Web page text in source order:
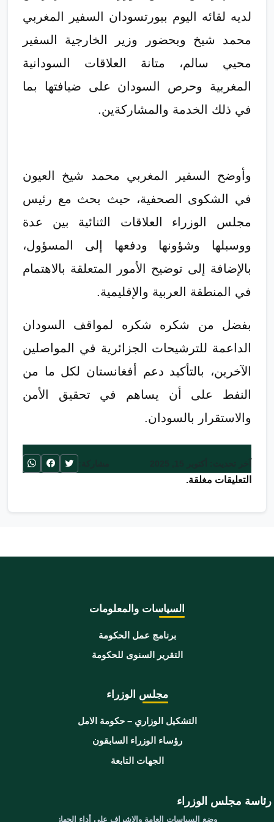
لديه لقائه اليوم ببورتسودان السفير المغربي
محمد شيخ وبحضور وزير الخارجية السفير
محيي سالم، متانة العلاقات السودانية
المغربية وحرص السودان على ضيافتها بما
في ذلك الخدمة والمشاركةين.
وأوضح السفير المغربي محمد شيخ العيون
في الشكوى الصحفية، حيث بحث مع رئيس
مجلس الوزراء العلاقات الثنائية بين عدة
ووسبلها وشؤونها ودفعها إلى المسؤول،
بالإضافة إلى توضيح الأمور المتعلقة بالاهتمام
في المنطقة العربية والإقليمية.
بفضل من شكره شكره لمواقف السودان
الداعمة للترشيحات الجزائرية في المواصلين
الآخرين، بالتأكيد دعم أفغانستان لكل ما من
النفط على أن يساهم في تحقيق الأمن
والاستقرار بالسودان.
التعليقات مغلقة.
السياسات والمعلومات
برنامج عمل الحكومة
التقرير السنوى للحكومة
مجلس الوزراء
التشكيل الوزاري – حكومة الامل
رؤساء الوزراء السابقون
الجهات التابعة
رئاسة مجلس الوزراء
وضع السياسات العامة والإشراف على أداء الجهاز